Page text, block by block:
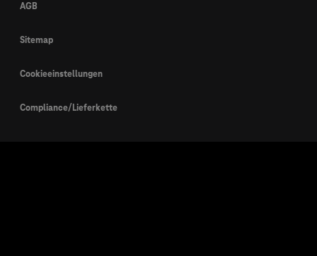
AGB
Sitemap
Cookieeinstellungen
Compliance/Lieferkette